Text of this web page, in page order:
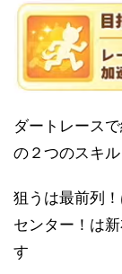
ダートレース
の２つのスキル
狙うは最前列
センター！は
す